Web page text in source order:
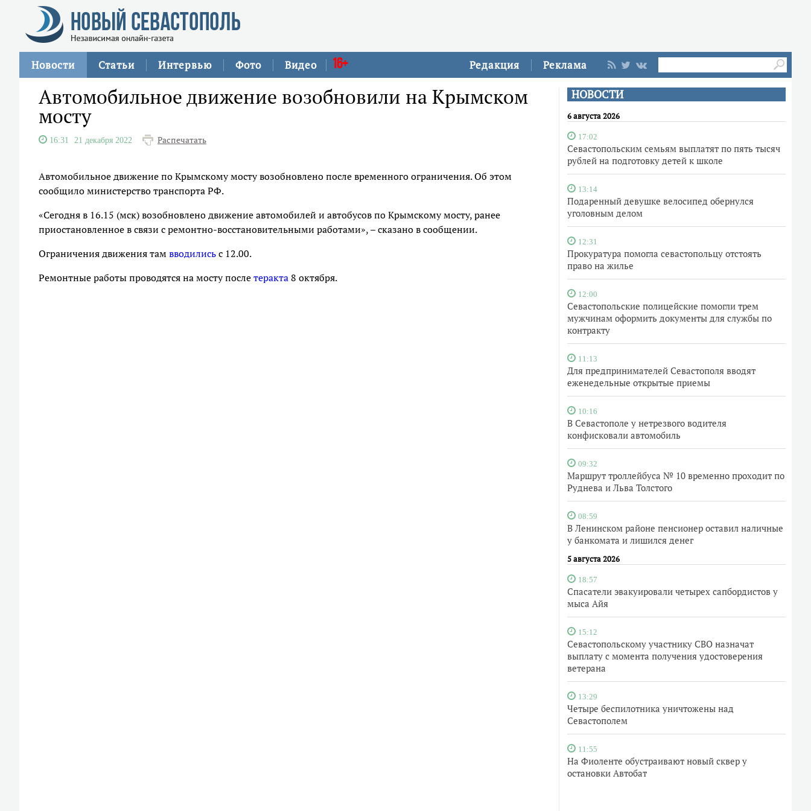
Редакция Реклама
Новости Статьи Интервью Фото Видео 16+
НОВОСТИ
6 августа 2026
17:02
Севастопольским семьям выплатят по пять тысяч
рублей на подготовку детей к школе
13:14
Подаренный девушке велосипед обернулся
уголовным делом
12:31
Прокуратура помогла севастопольцу отстоять
право на жилье
12:00
Севастопольские полицейские помогли трем
мужчинам оформить документы для службы по
контракту
11:13
Для предпринимателей Севастополя вводят
еженедельные открытые приемы
10:16
В Севастополе у нетрезвого водителя
конфисковали автомобиль
09:32
Маршрут троллейбуса № 10 временно проходит по
Руднева и Льва Толстого
08:59
В Ленинском районе пенсионер оставил наличные
у банкомата и лишился денег
5 августа 2026
18:57
Спасатели эвакуировали четырех сапбордистов у
мыса Айя
15:12
Севастопольскому участнику СВО назначат
выплату с момента получения удостоверения
ветерана
13:29
Четыре беспилотника уничтожены над
Севастополем
11:55
На Фиоленте обустраивают новый сквер у
остановки Автобат
Автомобильное движение возобновили на Крымском
мосту
16:31 21 декабря 2022 Распечатать
Автомобильное движение по Крымскому мосту возобновлено после временного ограничения. Об этом
сообщило министерство транспорта РФ.
«Сегодня в 16.15 (мск) возобновлено движение автомобилей и автобусов по Крымскому мосту, ранее
приостановленное в связи с ремонтно-восстановительными работами», – сказано в сообщении.
Ограничения движения тамвводилисьс 12.00.
Ремонтные работы проводятся на мосту послетеракта8 октября.